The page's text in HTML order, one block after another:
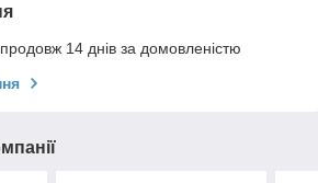
14 днів за домовленістю